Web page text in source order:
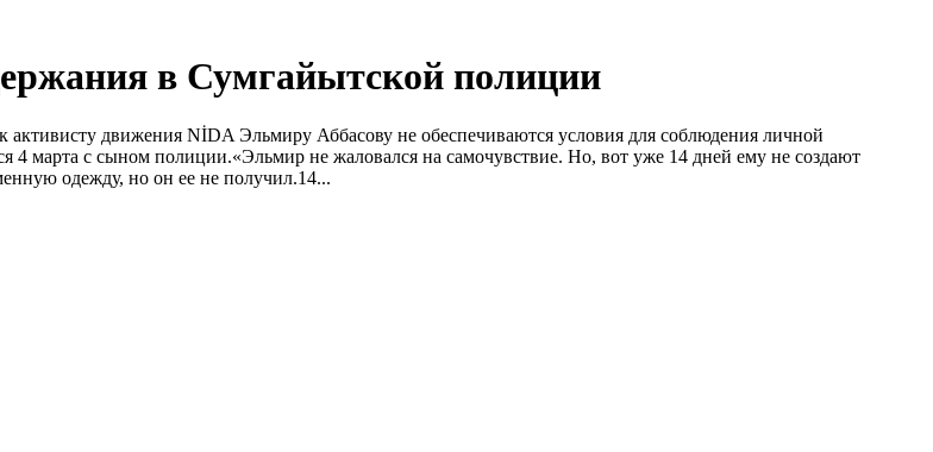
в Сумгайытской полиции
движения NİDA Эльмиру Аббасову не обеспечиваются условия для соблюдения личной
4 марта с сыном полиции.«Эльмир не жаловался на самочувствие. Но, вот уже 14 дней ему не создают
одежду, но он ее не получил.14...